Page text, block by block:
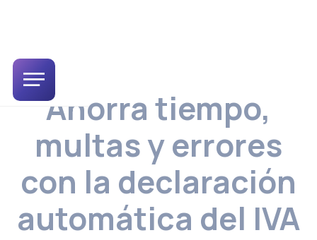
Ahorra tiempo,
multas y errores
con la declaración
automática del IVA